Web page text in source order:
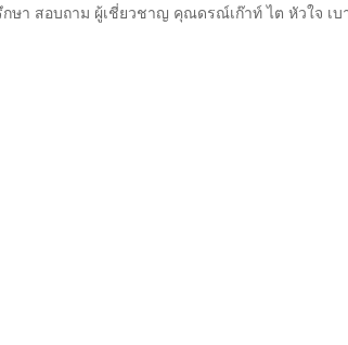
ษา สอบถาม ผู้เชี่ยวชาญ คุณดรณ์เก๊าท์ ไต หัวใจ เบ